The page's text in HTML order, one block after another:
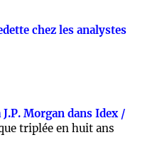
chez les analystes
Morgan dans Idex /
triplée en huit ans